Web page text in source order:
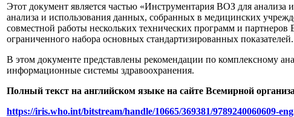
Этот документ является частью «Инструментария ВОЗ для
анализа и использования данных, собранных в медицинских
совместной работы нескольких технических программ и
ограниченного набора основных стандартизированных показателей.
В этом документе представлены рекомендации по комплексному
информационные системы здравоохранения.
Полный текст на английском языке на сайте Всемирной
https://iris.who.int/bitstream/handle/10665/369381/9789240060609-